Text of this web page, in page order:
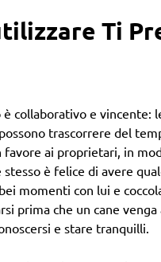
Ti
collaborativo e vincente:
trascorrere del
favore ai proprietari, in
è felice di avere
momenti con lui e
prima che un cane
e stare tranquilli.